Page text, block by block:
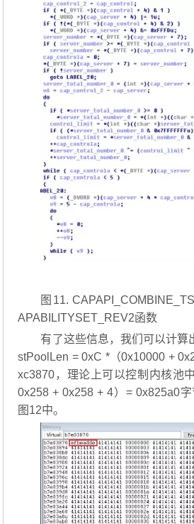
图11.
APABILITYSET_REV2函数
有了这些信息，我们可以计算
stPoolLen = 0xC *（0x10000 +
xc3870，理论上可以控制内核池
0x258 + 0x258 + 4）= 0x825a0
图12中。